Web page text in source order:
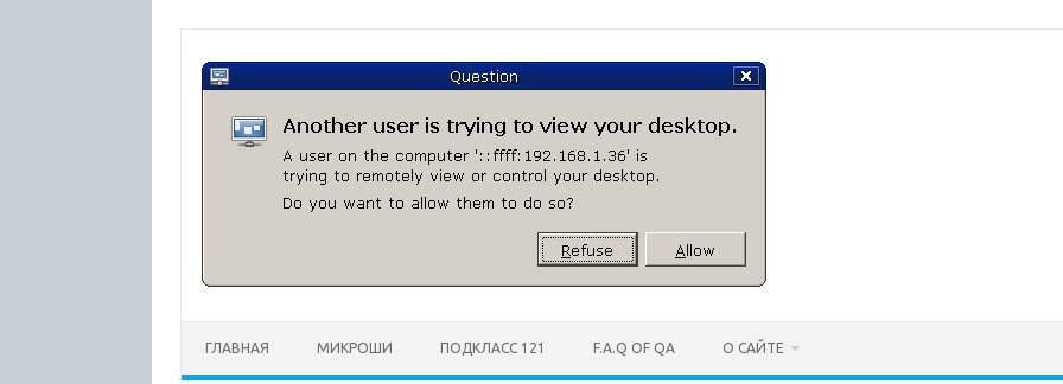
содержимому
ГЛАВНАЯ МИКРОШИ ПОДКЛАСС 121 F.A.Q OF QA О САЙТЕ